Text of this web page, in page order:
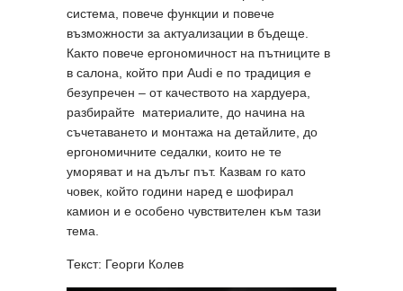
система, повече функции и повече
възможности за актуализации в бъдеще.
Както повече ергономичност на пътниците в
в салона, който при Audi е по традиция е
безупречен – от качеството на хардуера,
разбирайте материалите, до начина на
съчетаването и монтажа на детайлите, до
ергономичните седалки, които не те
уморяват и на дълъг път. Казвам го като
човек, който години наред е шофирал
камион и е особено чувствителен към тази
тема.
Текст: Георги Колев